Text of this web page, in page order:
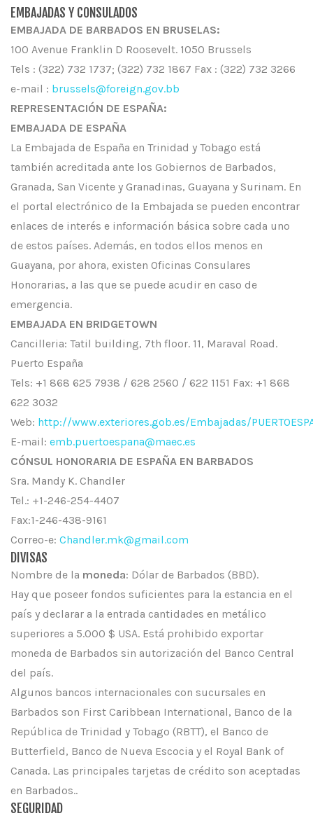
EMBAJADAS Y CONSULADOS
EMBAJADA DE BARBADOS EN BRUSELAS:
100 Avenue Franklin D Roosevelt. 1050 Brussels
Tels : (322) 732 1737; (322) 732 1867 Fax : (322) 732 3266
e-mail : brussels@foreign.gov.bb
REPRESENTACIÓN DE ESPAÑA:
EMBAJADA DE ESPAÑA
La Embajada de España en Trinidad y Tobago está
también acreditada ante los Gobiernos de Barbados,
Granada, San Vicente y Granadinas, Guayana y Surinam. En
el portal electrónico de la Embajada se pueden encontrar
enlaces de interés e información básica sobre cada uno
de estos países. Además, en todos ellos menos en
Guayana, por ahora, existen Oficinas Consulares
Honorarias, a las que se puede acudir en caso de
emergencia.
EMBAJADA EN BRIDGETOWN
Cancilleria: Tatil building, 7th floor. 11, Maraval Road.
Puerto España
Tels: +1 868 625 7938 / 628 2560 / 622 1151 Fax: +1 868
622 3032
Web: http://www.exteriores.gob.es/Embajadas/
E-mail: emb.puertoespana@maec.es
CÓNSUL HONORARIA DE ESPAÑA EN BARBADOS
Sra. Mandy K. Chandler
Tel.: +1-246-254-4407
Fax:1-246-438-9161
Correo-e: Chandler.mk@gmail.com
DIVISAS
Nombre de la moneda: Dólar de Barbados (BBD).
Hay que poseer fondos suficientes para la estancia en el
país y declarar a la entrada cantidades en metálico
superiores a 5.000 $ USA. Está prohibido exportar
moneda de Barbados sin autorización del Banco Central
del país.
Algunos bancos internacionales con sucursales en
Barbados son First Caribbean International, Banco de la
República de Trinidad y Tobago (RBTT), el Banco de
Butterfield, Banco de Nueva Escocia y el Royal Bank of
Canada. Las principales tarjetas de crédito son aceptadas
en Barbados..
SEGURIDAD